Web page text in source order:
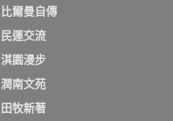
比爾曼自傳
民運交流
淇園漫步
潤南文苑
田牧新著